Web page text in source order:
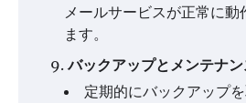
メールサービスが正常に動
ます。
バックアップとメンテナン
定期的にバックアップ